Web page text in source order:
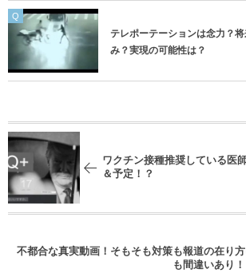
Q
テレポーテーションは念力？
み？実現の可能性は？
ワクチン接種推奨している医
＆予定！？
不都合な真実動画！そもそも対策も報道の在り
も間違いあり！